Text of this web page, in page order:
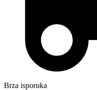
Brza isporuka